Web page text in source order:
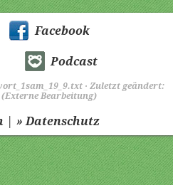
Facebook
Podcast
· Zuletzt geändert:
(Externe Bearbeitung)
| » Datenschutz